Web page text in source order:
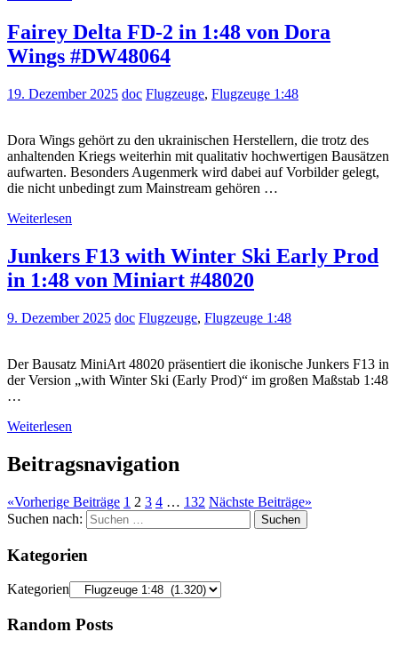
Fairey Delta FD-2 in 1:48 von Dora
Wings #DW48064
19. Dezember 2025 doc Flugzeuge, Flugzeuge 1:48
Dora Wings gehört zu den ukrainischen Herstellern, die trotz des
anhaltenden Kriegs weiterhin mit qualitativ hochwertigen Bausätzen
aufwarten. Besonders Augenmerk wird dabei auf Vorbilder gelegt,
die nicht unbedingt zum Mainstream gehören …
Weiterlesen
Junkers F13 with Winter Ski Early Prod
in 1:48 von Miniart #48020
9. Dezember 2025 doc Flugzeuge, Flugzeuge 1:48
Der Bausatz MiniArt 48020 präsentiert die ikonische Junkers F13 in
der Version „with Winter Ski (Early Prod)“ im großen Maßstab 1:48
…
Weiterlesen
Beitragsnavigation
«Vorherige Beiträge 1 2 3 4 … 132 Nächste Beiträge»
Suchen nach:
Suchen
Kategorien
Kategorien
Random Posts